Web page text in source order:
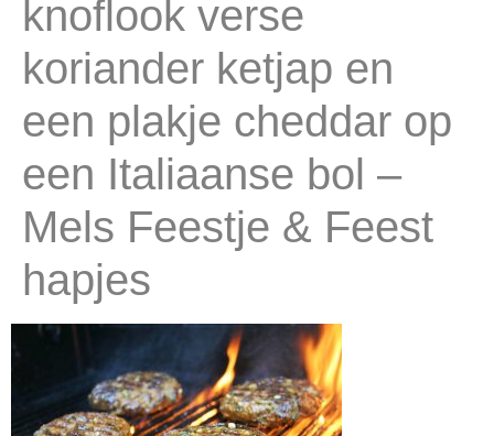
knoflook verse
koriander ketjap en
een plakje cheddar op
een Italiaanse bol –
Mels Feestje & Feest
hapjes